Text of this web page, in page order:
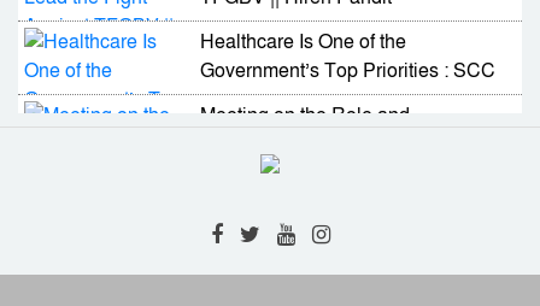
Healthcare Is One of the
Government’s Top Priorities : SCC
Administrator
Meeting on the Role and
Activating Village Courts
from Companiganj